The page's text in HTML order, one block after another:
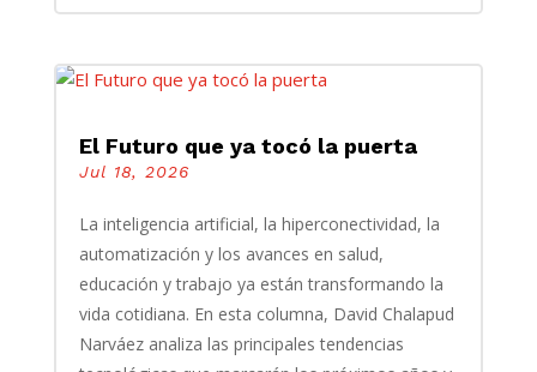
El Futuro que ya tocó la puerta
Jul 18, 2026
La inteligencia artificial, la hiperconectividad, la
automatización y los avances en salud,
educación y trabajo ya están transformando la
vida cotidiana. En esta columna, David Chalapud
Narváez analiza las principales tendencias